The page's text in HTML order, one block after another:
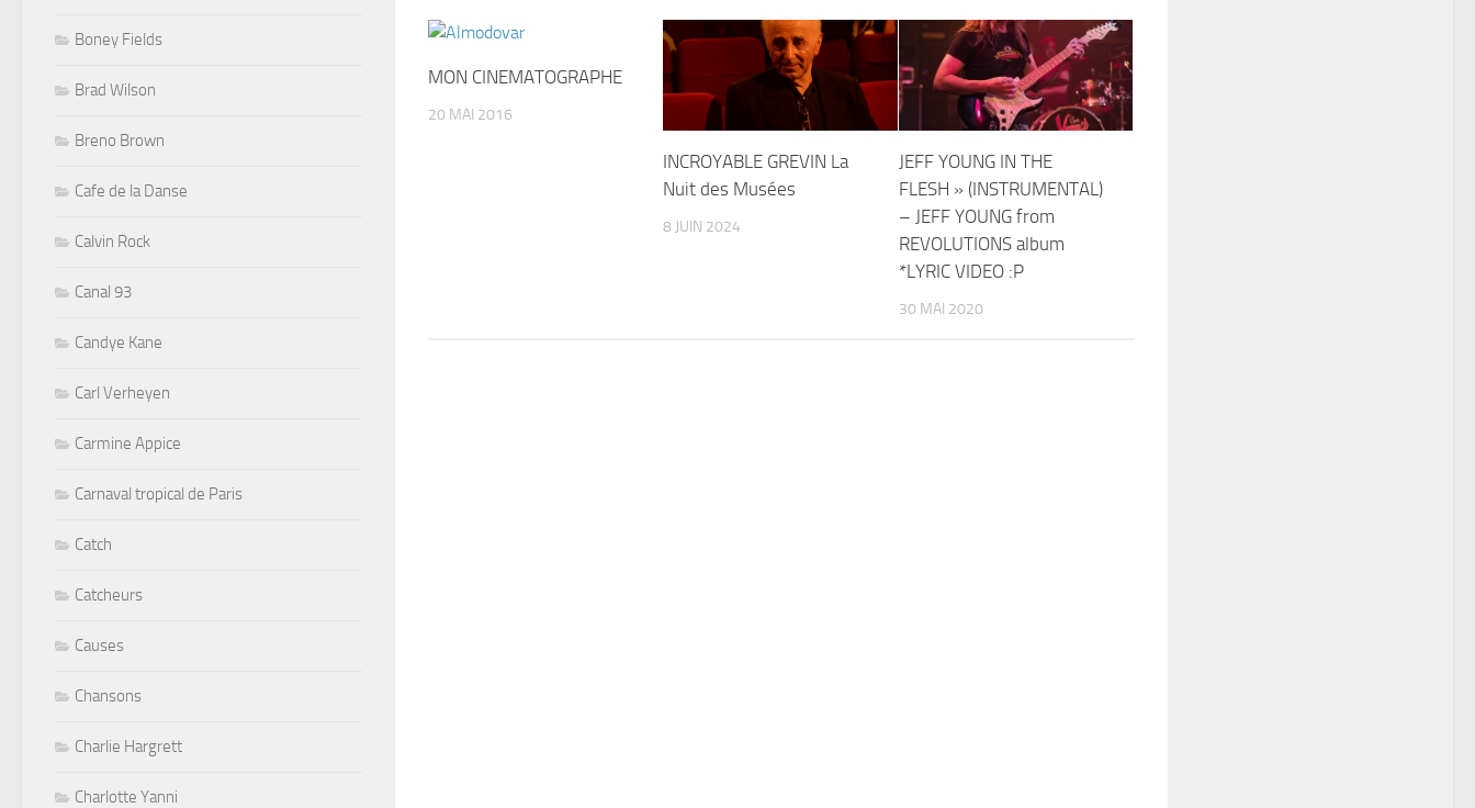
MON CINEMATOGRAPHE
20 MAI 2016
INCROYABLE GREVIN La
Nuit des Musées
8 JUIN 2024
JEFF YOUNG IN THE
FLESH » (INSTRUMENTAL)
– JEFF YOUNG from
REVOLUTIONS album
*LYRIC VIDEO :P
30 MAI 2020
Boney Fields
Brad Wilson
Breno Brown
Cafe de la Danse
Calvin Rock
Canal 93
Candye Kane
Carl Verheyen
Carmine Appice
Carnaval tropical de Paris
Catch
Catcheurs
Causes
Chansons
Charlie Hargrett
Charlotte Yanni